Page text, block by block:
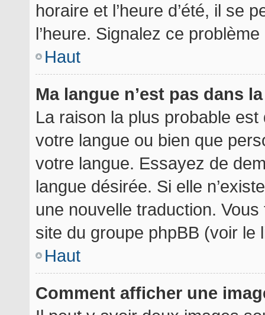
horaire et l’heure d’été, il se
l’heure. Signalez ce problème
Haut
Ma langue n’est pas dans
La raison la plus probable est
votre langue ou bien que
votre langue. Essayez de
langue désirée. Si elle
une nouvelle traduction.
site du groupe phpBB (voir le
Haut
Comment afficher une